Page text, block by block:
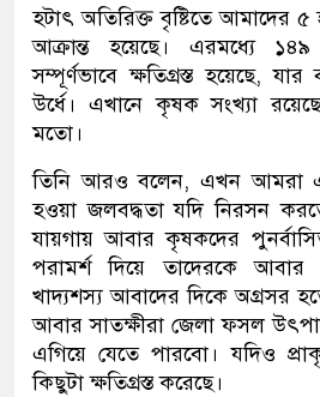
হটাৎ অতিরিক্ত বৃষ্টিতে আমাদের
আক্রান্ত হয়েছে। এরমধ্যে
সম্পূর্ণভাবে ক্ষতিগ্রস্ত হয়েছে,
উর্ধে। এখানে কৃষক সংখ্যা
মতো।
তিনি আরও বলেন, এখন আমরা এই
হওয়া জলবদ্ধতা যদি নিরসন
যায়গায় আবার কৃষকদের
পরামর্শ দিয়ে তাদেরকে
খাদ্যশস্য আবাদের দিকে অগ্রসর
আবার সাতক্ষীরা জেলা ফসল
এগিয়ে যেতে পারবো। যদিও
কিছুটা ক্ষতিগ্রস্ত করেছে।